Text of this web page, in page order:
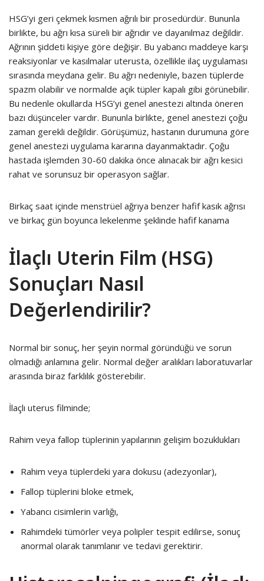
HSG’yi geri çekmek kısmen ağrılı bir prosedürdür. Bununla
birlikte, bu ağrı kısa süreli bir ağrıdır ve dayanılmaz değildir.
Ağrının şiddeti kişiye göre değişir. Bu yabancı maddeye karşı
reaksiyonlar ve kasılmalar uterusta, özellikle ilaç uygulaması
sırasında meydana gelir. Bu ağrı nedeniyle, bazen tüplerde
spazm olabilir ve normalde açık tüpler kapalı gibi görünebilir.
Bu nedenle okullarda HSG’yi genel anestezi altında öneren
bazı düşünceler vardır. Bununla birlikte, genel anestezi çoğu
zaman gerekli değildir. Görüşümüz, hastanın durumuna göre
genel anestezi uygulama kararına dayanmaktadır. Çoğu
hastada işlemden 30-60 dakika önce alınacak bir ağrı kesici
rahat ve sorunsuz bir operasyon sağlar.
Birkaç saat içinde menstrüel ağrıya benzer hafif kasık ağrısı
ve birkaç gün boyunca lekelenme şeklinde hafif kanama
İlaçlı Uterin Film (HSG)
Sonuçları Nasıl
Değerlendirilir?
Normal bir sonuç, her şeyin normal göründüğü ve sorun
olmadığı anlamına gelir. Normal değer aralıkları laboratuvarlar
arasında biraz farklılık gösterebilir.
İlaçlı uterus filminde;
Rahim veya fallop tüplerinin yapılarının gelişim bozuklukları
Rahim veya tüplerdeki yara dokusu (adezyonlar),
Fallop tüplerini bloke etmek,
Yabancı cisimlerin varlığı,
Rahimdeki tümörler veya polipler tespit edilirse, sonuç
anormal olarak tanımlanır ve tedavi gerektirir.